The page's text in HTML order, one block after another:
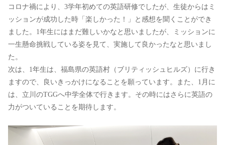
コロナ禍により、3学年初めての英語研修でしたが、生徒からはミ
ッションが成功した時「楽しかった！」と感想を聞くことができ
ました。1年生にはまだ難しいかなと思いましたが、ミッションに
一生懸命挑戦している姿を見て、実施して良かったなと思いまし
た。
次は、1年生は、福島県の英語村（ブリティッシュヒルズ）に行き
ますので、良いきっかけになることを願っています。また、1月に
は、立川のTGGへ中学全体で行きます。その時にはさらに英語の
力がついていることを期待します。